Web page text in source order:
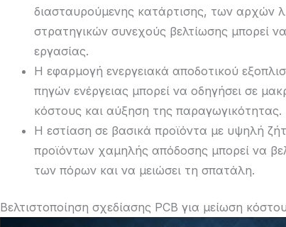
διασταυρούμενης κατάρτισης, των αρχών
στρατηγικών συνεχούς βελτίωσης μπορεί
εργασίας.
Η εφαρμογή ενεργειακά αποδοτικού
πηγών ενέργειας μπορεί να οδηγήσει σε
κόστους και αύξηση της παραγωγικότητας.
Η εστίαση σε βασικά προϊόντα με υψηλή
προϊόντων χαμηλής απόδοσης μπορεί να
των πόρων και να μειώσει τη σπατάλη.
Βελτιστοποίηση σχεδίασης PCB για μείωση